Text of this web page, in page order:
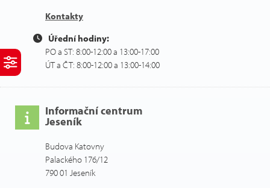
Kontakty
Úřední hodiny:
PO a ST: 8:00-12:00 a 13:00-17:00
ÚT a ČT: 8:00-12:00 a 13:00-14:00
Informační centrum
Jeseník
Budova Katovny
Palackého 176/12
790 01 Jeseník